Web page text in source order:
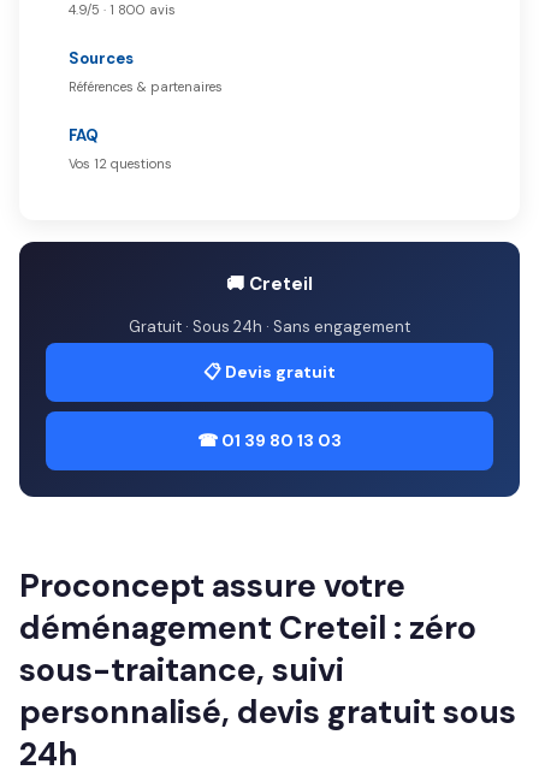
4.9/5 · 1 800 avis
Sources
Références & partenaires
FAQ
Vos 12 questions
🚚 Creteil
Gratuit · Sous 24h · Sans engagement
📋 Devis gratuit
☎ 01 39 80 13 03
Proconcept assure votre
déménagement Creteil : zéro
sous-traitance, suivi
personnalisé, devis gratuit sous
24h